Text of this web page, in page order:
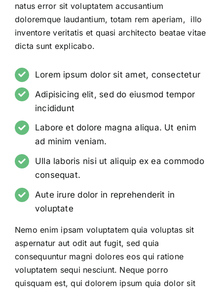
natus error sit voluptatem accusantium
doloremque laudantium, totam rem aperiam, illo
inventore veritatis et quasi architecto beatae vitae
dicta sunt explicabo.
Lorem ipsum dolor sit amet, consectetur
Adipisicing elit, sed do eiusmod tempor
incididunt
Labore et dolore magna aliqua. Ut enim
ad minim veniam.
Ulla laboris nisi ut aliquip ex ea commodo
consequat.
Aute irure dolor in reprehenderit in
voluptate
Nemo enim ipsam voluptatem quia voluptas sit
aspernatur aut odit aut fugit, sed quia
consequuntur magni dolores eos qui ratione
voluptatem sequi nesciunt. Neque porro
quisquam est, qui dolorem ipsum quia dolor sit